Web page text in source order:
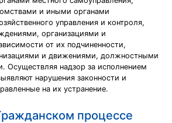
и иными органами
управления и контроля,
организациями и
от их подчиненности,
и движениями, должностными
Осуществляя надзор за исполнением
нарушения законности и
на их устранение.
процессе